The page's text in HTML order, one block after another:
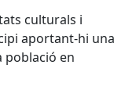
culturals i
aportant-hi una
població en